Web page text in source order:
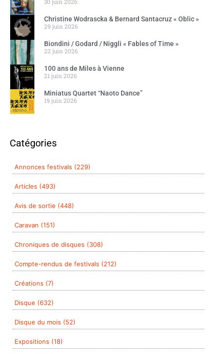
Christine Wodrascka & Bernard Santacruz « Oblic »
29 juin 2026
Biondini / Godard / Niggli « Fables of Time »
22 juin 2026
100 ans de Miles à Vienne
21 juin 2026
Miniatus Quartet “Naoto Dance”
19 juin 2026
Catégories
Annonces festivals (229)
Articles (493)
Avis de sortie (448)
Caravan (151)
Chroniques de disques (308)
Compte-rendus de festivals (212)
Créations (7)
Disque (632)
Disque du mois (52)
Expositions (18)